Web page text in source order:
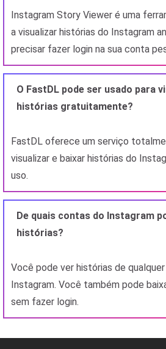
Instagram Story Viewer é uma
a visualizar histórias do Instagram
precisar fazer login na sua conta
O FastDL pode ser usado para
histórias gratuitamente?
FastDL oferece um serviço
visualizar e baixar histórias do
uso.
De quais contas do Instagram
histórias?
Você pode ver histórias de
Instagram. Você também pode
sem fazer login.